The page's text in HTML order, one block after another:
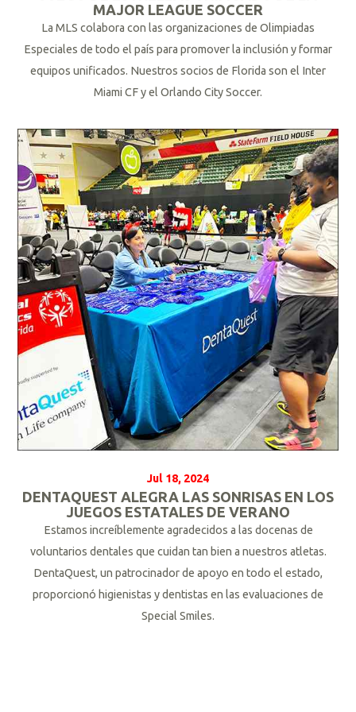
MAJOR LEAGUE SOCCER
La MLS colabora con las organizaciones de Olimpiadas
Especiales de todo el país para promover la inclusión y formar
equipos unificados. Nuestros socios de Florida son el Inter
Miami CF y el Orlando City Soccer.
L
e
r
m
á
s
Jul 18, 2024
DENTAQUEST ALEGRA LAS SONRISAS EN LOS
JUEGOS ESTATALES DE VERANO
Estamos increíblemente agradecidos a las docenas de
voluntarios dentales que cuidan tan bien a nuestros atletas.
DentaQuest, un patrocinador de apoyo en todo el estado,
proporcionó higienistas y dentistas en las evaluaciones de
Special Smiles.